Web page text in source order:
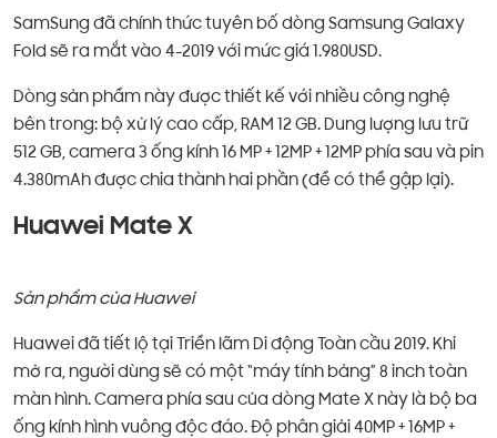
SamSung đã chính thức tuyên bố dòng Samsung Galaxy
Fold sẽ ra mắt vào 4-2019 với mức giá 1.980USD.
Dòng sản phẩm này được thiết kế với nhiều công nghệ
bên trong: bộ xử lý cao cấp, RAM 12 GB. Dung lượng lưu trữ
512 GB, camera 3 ống kính 16 MP + 12MP + 12MP phía sau và pin
4.380mAh được chia thành hai phần (để có thể gập lại).
Huawei Mate X
Sản phẩm của Huawei
Huawei đã tiết lộ tại Triển lãm Di động Toàn cầu 2019. Khi
mở ra, người dùng sẽ có một “máy tính bảng” 8 inch toàn
màn hình. Camera phía sau của dòng Mate X này là bộ ba
ống kính hình vuông độc đáo. Độ phân giải 40MP + 16MP +